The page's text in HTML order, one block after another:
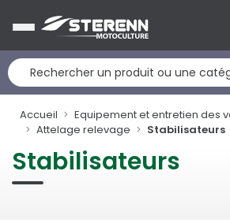
Accueil
Equipement et entretien des
Attelage relevage
Stabilisateurs
Stabilisateurs